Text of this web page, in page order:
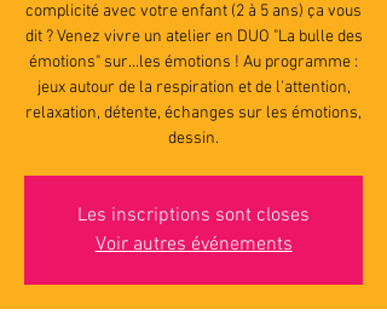
complicité avec votre enfant (2 à 5 ans) ça vous
dit ? Venez vivre un atelier en DUO "La bulle des
émotions" sur...les émotions ! Au programme :
jeux autour de la respiration et de l'attention,
relaxation, détente, échanges sur les émotions,
dessin.
Les inscriptions sont closes
Voir autres événements